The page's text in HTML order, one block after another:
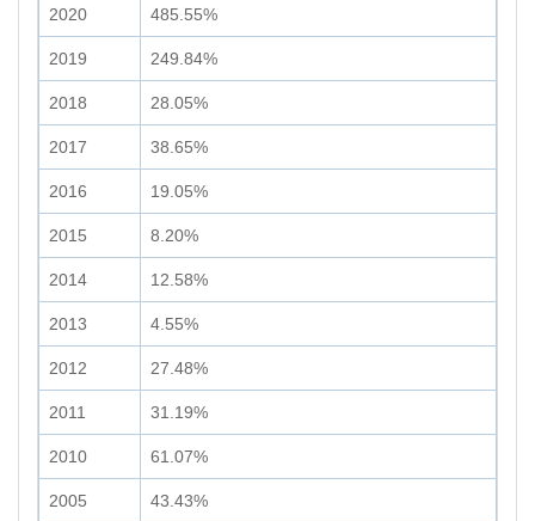
2020 485.55%
2019 249.84%
2018 28.05%
2017 38.65%
2016 19.05%
2015 8.20%
2014 12.58%
2013 4.55%
2012 27.48%
2011 31.19%
2010 61.07%
2005 43.43%